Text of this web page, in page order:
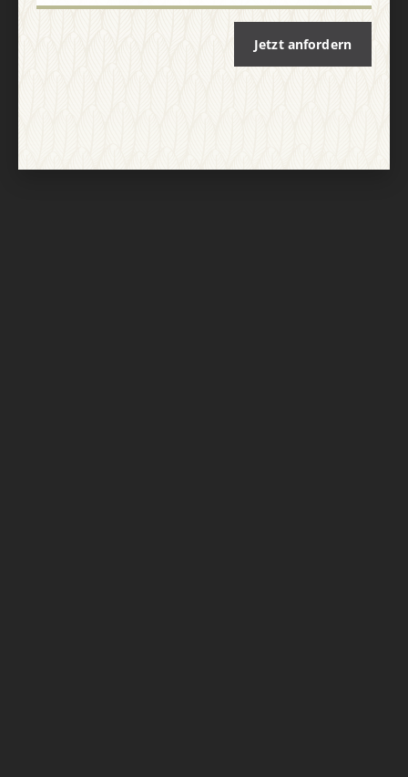
Jetzt anfordern